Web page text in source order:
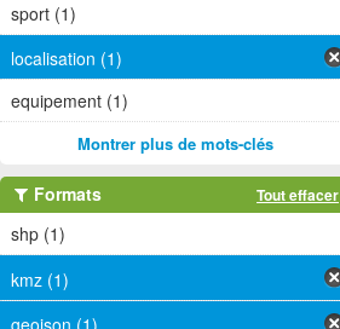
sport (1)
localisation (1)
equipement (1)
Montrer plus de mots-clés
Formats Tout effacer
shp (1)
kmz (1)
geojson (1)